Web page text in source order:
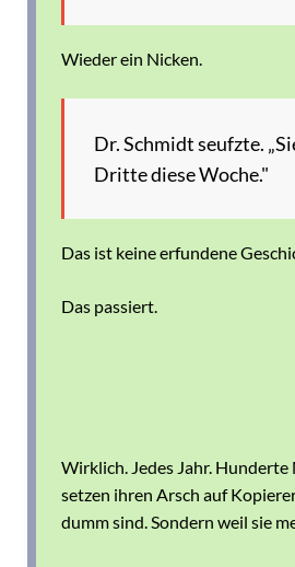
Wieder ein Nicken.
Dr. Schmidt seufzte.
Dritte diese Woche."
Das ist keine erfundene
Das passiert.
Wirklich. Jedes Jahr. Hunderte
setzen ihren Arsch auf
dumm sind. Sondern weil sie